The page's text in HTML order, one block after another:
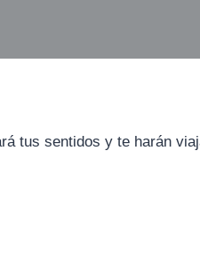
tus sentidos y te harán